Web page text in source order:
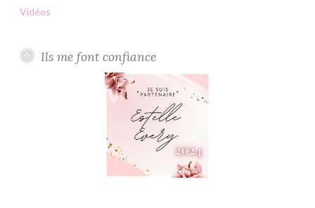
Vidéos
Ils me font confiance